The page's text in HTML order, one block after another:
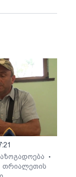
•
თრიალეთის